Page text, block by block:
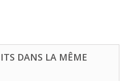
DANS LA MÊME